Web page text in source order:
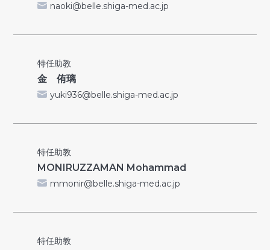
naoki@belle.shiga-med.ac.jp
特任助教
金 侑璃
yuki936@belle.shiga-med.ac.jp
特任助教
MONIRUZZAMAN Mohammad
mmonir@belle.shiga-med.ac.jp
特任助教